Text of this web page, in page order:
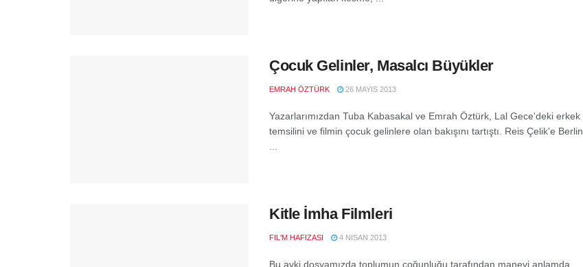
Çocuk Gelinler, Masalcı Büyükler
EMRAH ÖZTÜRK 26 MAYIS 2013
Yazarlarımızdan Tuba Kabasakal ve Emrah Öztürk, Lal Gece'deki erkek
temsilini ve filmin çocuk gelinlere olan bakışını tartıştı. Reis Çelik'e Berlin
Kitle İmha Filmleri
FIL'M HAFIZASI 4 NISAN 2013
Bu ayki dosyamızda toplumun çoğunluğu tarafından manevi anlamda